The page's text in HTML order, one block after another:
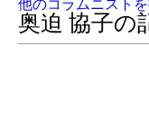
他のコラムニスト
奥迫 協子の